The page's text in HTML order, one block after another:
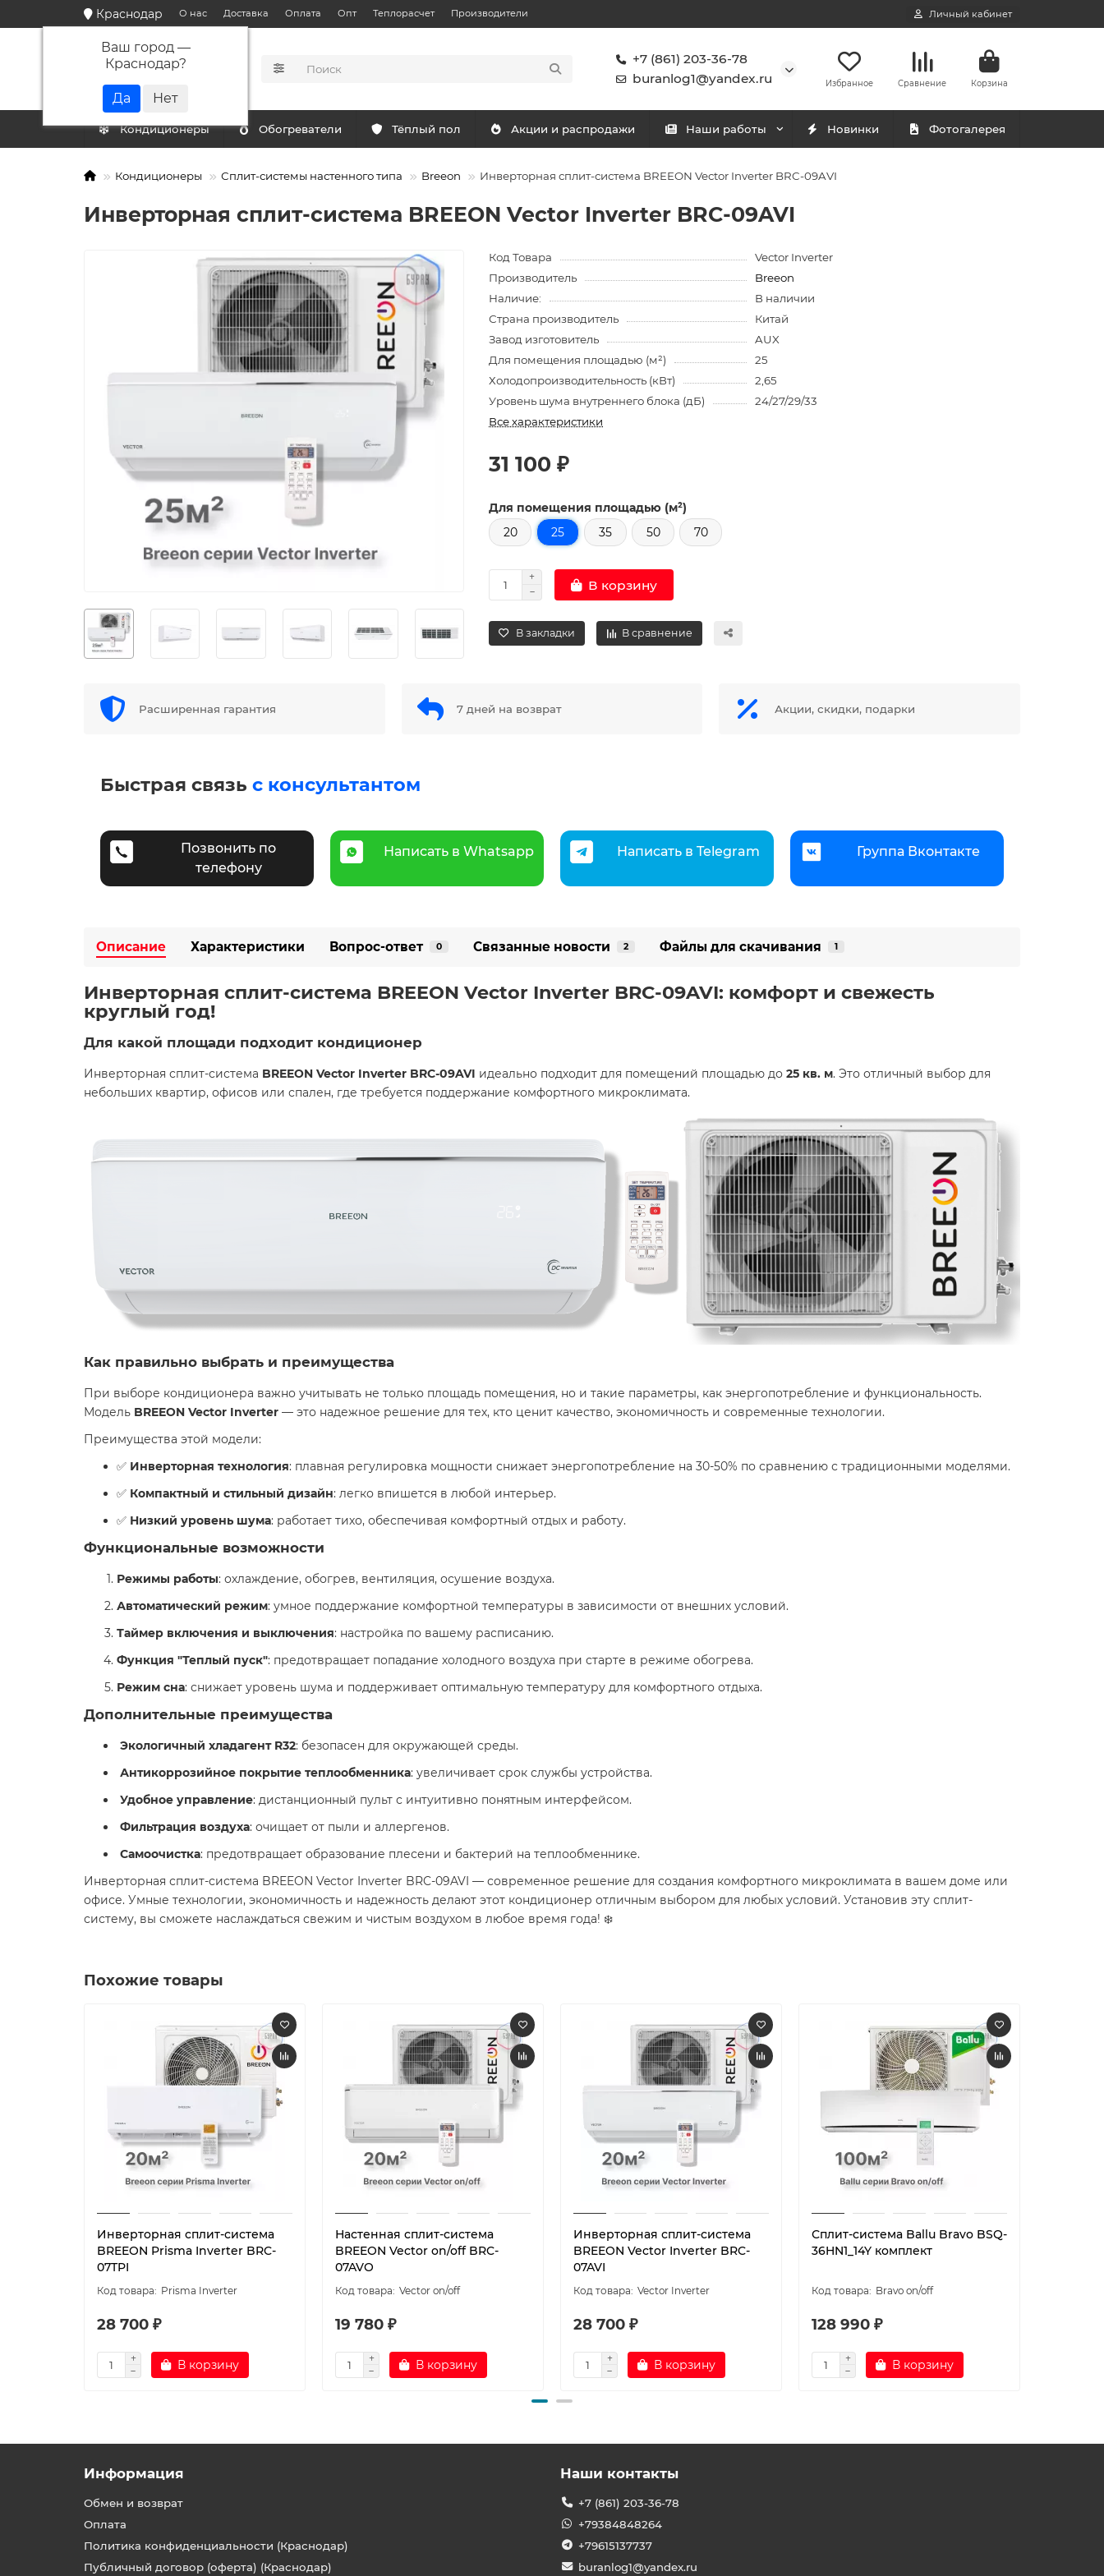
Краснодар
Ваш город —
Краснодар?
О нас Доставка Оплата Опт Теплорасчет Производители Личный кабинет
КАТАЛОГ
+7 (861) 203-36-78
buranlog1@yandex.ru
Избранное Сравнение Корзина
Кондиционеры Обогреватели Тёплый пол Акции и распродажи Наши работы Новинки Фотогалерея
Кондиционеры Сплит-системы настенного типа Breeon Инверторная сплит-система BREEON Vector Inverter BRC-09AVI
Инверторная сплит-система BREEON Vector Inverter BRC-09AVI
Код Товара
Vector Inverter
Производитель
Breeon
Наличие:
В наличии
Страна производитель
Китай
Завод изготовитель
AUX
Для помещения площадью (м²)
25
Холодопроизводительность (кВт)
2,65
Уровень шума внутреннего блока (дБ)
24/27/29/33
Все характеристики
31 100 ₽
Для помещения площадью (м²)
20
25 35 50 70
В корзину
В закладки В сравнение
Расширенная гарантия 7 дней на возврат Акции, скидки, подарки
Быстрая связь с консультантом
Позвонить по
телефону
Написать в Whatsapp Написать в Telegram Группа Вконтакте
Описание Характеристики Вопрос-ответ 0 Связанные новости 2 Файлы для скачивания 1
Инверторная сплит-система BREEON Vector Inverter BRC-09AVI: комфорт и свежесть
круглый год! ️
Для какой площади подходит кондиционер
Инверторная сплит-система BREEON Vector Inverter BRC-09AVI идеально подходит для помещений площадью до 25 кв. м. Это отличный выбор для
небольших квартир, офисов или спален, где требуется поддержание комфортного микроклимата.
Как правильно выбрать и преимущества
При выборе кондиционера важно учитывать не только площадь помещения, но и такие параметры, как энергопотребление и функциональность.
Модель BREEON Vector Inverter — это надежное решение для тех, кто ценит качество, экономичность и современные технологии.
Преимущества этой модели:
✅ Инверторная технология: плавная регулировка мощности снижает энергопотребление на 30-50% по сравнению с традиционными моделями.
✅ Компактный и стильный дизайн: легко впишется в любой интерьер.
✅ Низкий уровень шума: работает тихо, обеспечивая комфортный отдых и работу.
Функциональные возможности ️
Режимы работы: охлаждение, обогрев, вентиляция, осушение воздуха.
Автоматический режим: умное поддержание комфортной температуры в зависимости от внешних условий.
Таймер включения и выключения: настройка по вашему расписанию.
Функция "Теплый пуск": предотвращает попадание холодного воздуха при старте в режиме обогрева.
Режим сна: снижает уровень шума и поддерживает оптимальную температуру для комфортного отдыха.
Дополнительные преимущества
Экологичный хладагент R32: безопасен для окружающей среды.
Антикоррозийное покрытие теплообменника: увеличивает срок службы устройства.
Удобное управление: дистанционный пульт с интуитивно понятным интерфейсом.
Фильтрация воздуха: очищает от пыли и аллергенов.
Самоочистка: предотвращает образование плесени и бактерий на теплообменнике.
Инверторная сплит-система BREEON Vector Inverter BRC-09AVI — современное решение для создания комфортного микроклимата в вашем доме или
офисе. Умные технологии, экономичность и надежность делают этот кондиционер отличным выбором для любых условий. Установив эту сплит-
систему, вы сможете наслаждаться свежим и чистым воздухом в любое время года! ❄️
Похожие товары
Инверторная сплит-система
BREEON Prisma Inverter BRC-
07TPI
Prisma Inverter
28 700 ₽
В корзину
Настенная сплит-система
BREEON Vector on/off BRC-
07AVO
Vector on/off
19 780 ₽
В корзину
Инверторная сплит-система
BREEON Vector Inverter BRC-
07AVI
Vector Inverter
28 700 ₽
В корзину
Сплит-система Ballu Bravo BSQ-
36HN1_14Y комплект
Bravo on/off
128 990 ₽
В корзину
Информация
Обмен и возврат
Оплата
Политика конфиденциальности (Краснодар)
Публичный договор (оферта) (Краснодар)
Наши контакты
+7 (861) 203-36-78
+79384848264
+79615137737
buranlog1@yandex.ru